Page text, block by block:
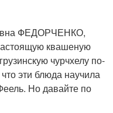
ФЕДОРЧЕНКО,
квашеную
чурчхелу по-
эти блюда научила
Но давайте по